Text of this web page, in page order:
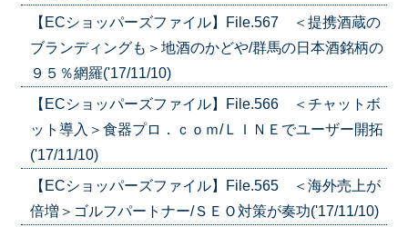
【ECショッパーズファイル】File.567 ＜提携酒蔵の
ブランディングも＞地酒のかどや/群馬の日本酒銘柄の
９５％網羅('17/11/10)
【ECショッパーズファイル】File.566 ＜チャットボ
ット導入＞食器プロ．ｃｏｍ/ＬＩＮＥでユーザー開拓
('17/11/10)
【ECショッパーズファイル】File.565 ＜海外売上が
倍増＞ゴルフパートナー/ＳＥＯ対策が奏功('17/11/10)